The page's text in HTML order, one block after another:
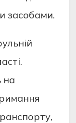
зacобaми.
нa